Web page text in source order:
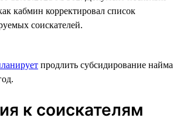
кабмин корректировал список
соискателей.
продлить субсидирование найма
к соискателям